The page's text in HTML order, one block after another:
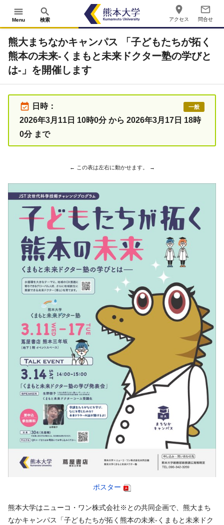
menu
Menu
search
検索
place
アクセス
mail_outline
問合せ
熊大まちなかキャンパス 「子どもたちが拓く
熊本の未来-くまもと未来ドクター塾の学びと
は-」を開催します
event_available 日時：
2026年3月11日 10時0分 から 2026年3月17日 18時
0分 まで
一般
ポスター
熊本大学はニューコ・ワン株式会社※との共同企画で、熊大まち
なかキャンパス「子どもたちが拓く熊本の未来- くまもと未来ドク